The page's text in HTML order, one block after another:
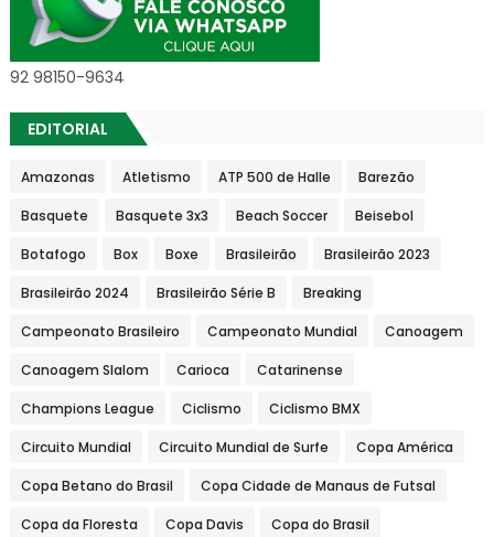
92 98150-9634
EDITORIAL
Amazonas Atletismo ATP 500 de Halle Barezão
Basquete Basquete 3x3 Beach Soccer Beisebol
Botafogo Box Boxe Brasileirão Brasileirão 2023
Brasileirão 2024 Brasileirão Série B Breaking
Campeonato Brasileiro Campeonato Mundial Canoagem
Canoagem Slalom Carioca Catarinense
Champions League Ciclismo Ciclismo BMX
Circuito Mundial Circuito Mundial de Surfe Copa América
Copa Betano do Brasil Copa Cidade de Manaus de Futsal
Copa da Floresta Copa Davis Copa do Brasil